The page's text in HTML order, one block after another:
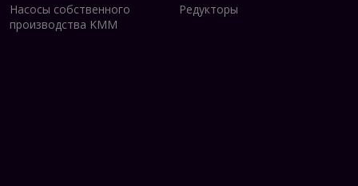
Насосы собственного
производства KMM
Редукторы